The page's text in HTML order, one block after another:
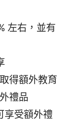
左右，並有
得額外教育
禮品
享受額外禮